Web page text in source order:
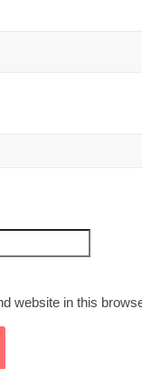
website in this